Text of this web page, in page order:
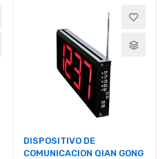
DISPOSITIVO DE
COMUNICACION QIAN GONG